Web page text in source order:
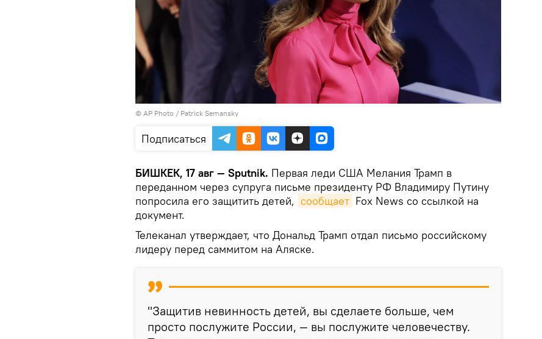
© AP Photo / Patrick Semansky
Подписаться
БИШКЕК, 17 авг — Sputnik. Первая леди США Мелания Трамп в
переданном через супруга письме президенту РФ Владимиру Путину
попросила его защитить детей, сообщает Fox News со ссылкой на
документ.
Телеканал утверждает, что Дональд Трамп отдал письмо российскому
лидеру перед саммитом на Аляске.
"Защитив невинность детей, вы сделаете больше, чем
просто послужите России, — вы послужите человечеству.